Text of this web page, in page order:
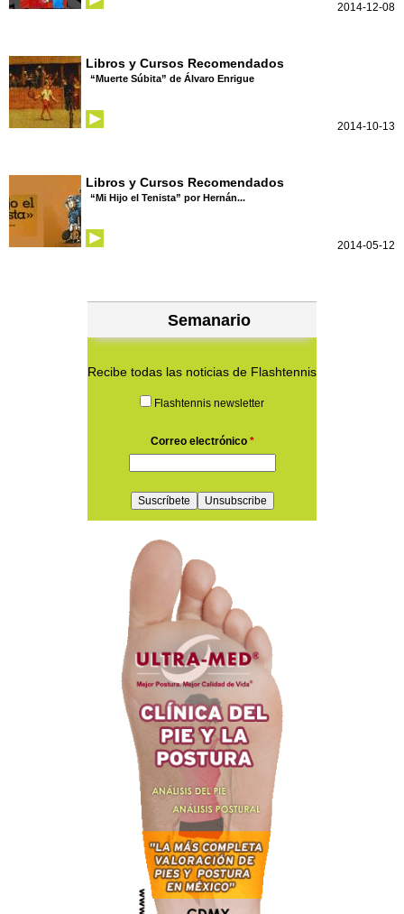
2014-12-08
Libros y Cursos Recomendados
“Muerte Súbita” de Álvaro Enrigue
2014-10-13
Libros y Cursos Recomendados
“Mi Hijo el Tenista” por Hernán...
2014-05-12
Semanario
Recibe todas las noticias de Flashtennis
Flashtennis newsletter
Correo electrónico *